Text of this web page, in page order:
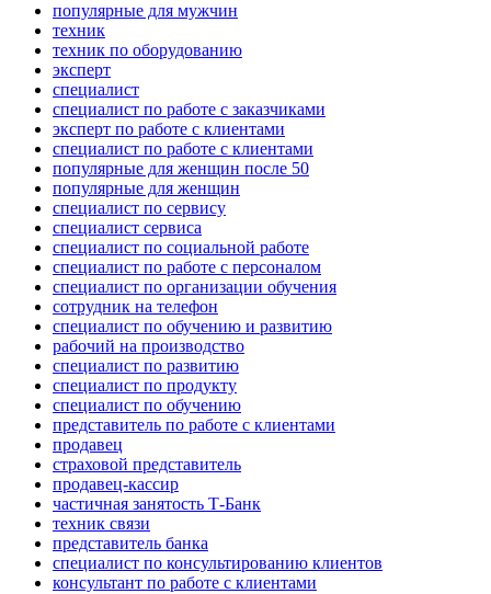
популярные для мужчин
техник
техник по оборудованию
эксперт
специалист
специалист по работе с заказчиками
эксперт по работе с клиентами
специалист по работе с клиентами
популярные для женщин после 50
популярные для женщин
специалист по сервису
специалист сервиса
специалист по социальной работе
специалист по работе с персоналом
специалист по организации обучения
сотрудник на телефон
специалист по обучению и развитию
рабочий на производство
специалист по развитию
специалист по продукту
специалист по обучению
представитель по работе с клиентами
продавец
страховой представитель
продавец-кассир
частичная занятость Т-Банк
техник связи
представитель банка
специалист по консультированию клиентов
консультант по работе с клиентами